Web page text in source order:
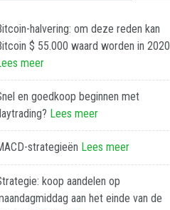
halvering: om deze reden kan
$ 55.000 waard worden in 2020
meer
en goedkoop beginnen met
Lees meer
strategieën Lees meer
koop aandelen op
aan het einde van de